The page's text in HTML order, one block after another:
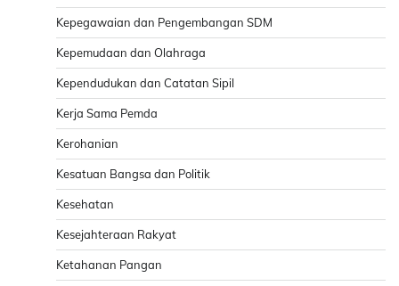
Kepegawaian dan Pengembangan SDM
Kepemudaan dan Olahraga
Kependudukan dan Catatan Sipil
Kerja Sama Pemda
Kerohanian
Kesatuan Bangsa dan Politik
Kesehatan
Kesejahteraan Rakyat
Ketahanan Pangan